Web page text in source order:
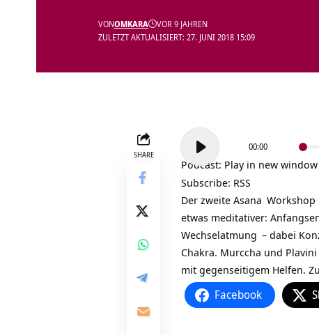
ZULETZT AKTUALISIERT: 27. JUNI 2018 15:09
VONOMKARA VOR 9 JAHREN
SHARE
Audio-
Player
00:00
Podcast: Play in new window
Subscribe: RSS
Der zweite Asana Workshop
etwas meditativer:
Wechselatmung – dabei
Chakra. Murccha und
mit gegenseitigem Helfen.
Facebook